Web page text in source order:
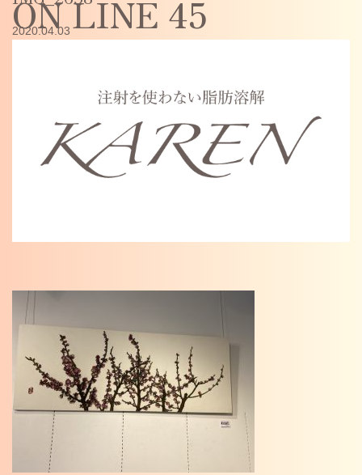
ON LINE 45
content/themes/karen2023/single.phpon line
2020.04.03